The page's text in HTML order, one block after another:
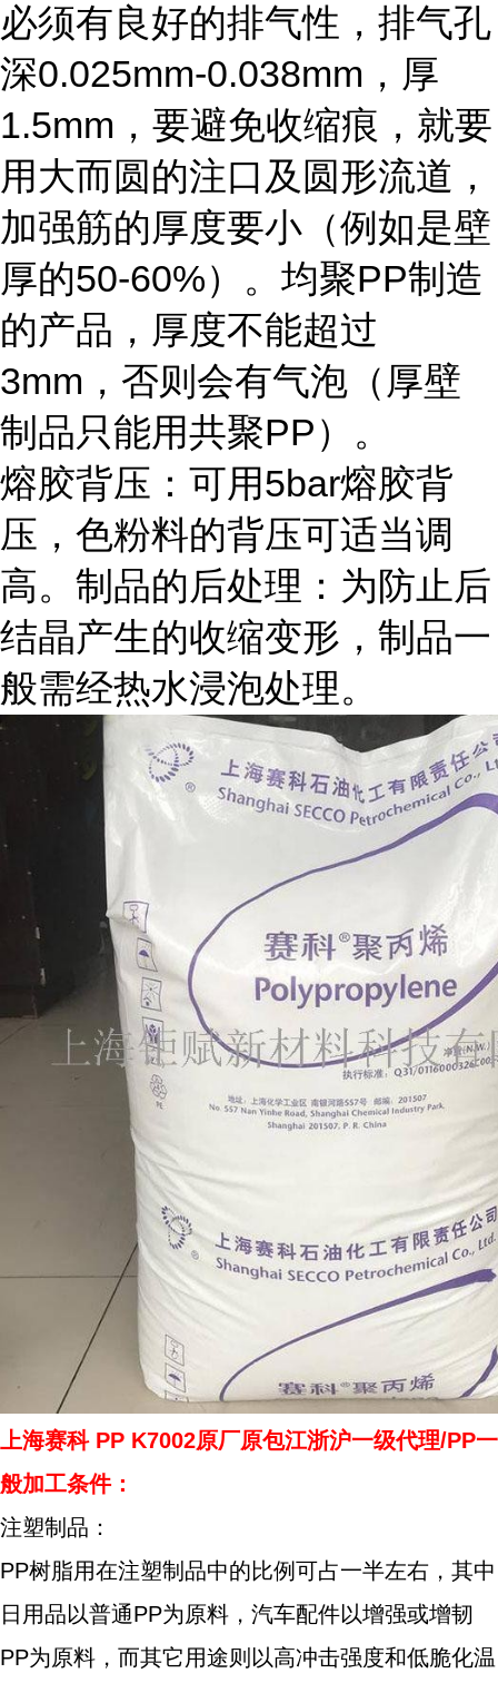
必须有良好的排气性，排气孔
深0.025mm-0.038mm，厚
1.5mm，要避免收缩痕，就要
用大而圆的注口及圆形流道，
加强筋的厚度要小（例如是壁
厚的50-60%）。均聚PP制造
的产品，厚度不能超过
3mm，否则会有气泡（厚壁
制品只能用共聚PP）。
熔胶背压：可用5bar熔胶背
压，色粉料的背压可适当调
高。制品的后处理：为防止后
结晶产生的收缩变形，制品一
般需经热水浸泡处理。
上海赛科 PP K7002原厂原包江浙沪一级代理/PP一
般加工条件：
注塑制品：
PP树脂用在注塑制品中的比例可占一半左右，其中
日用品以普通PP为原料，汽车配件以增强或增韧
PP为原料，而其它用途则以高冲击强度和低脆化温